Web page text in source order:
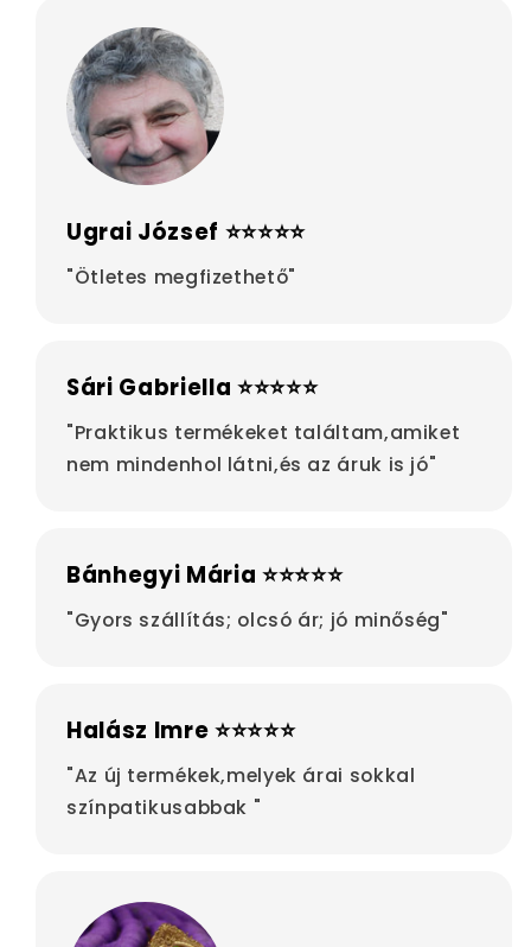
Ugrai József ⭐⭐⭐⭐⭐
"Ötletes megfizethető"
Sári Gabriella ⭐⭐⭐⭐⭐
"Praktikus termékeket találtam,amiket
nem mindenhol látni,és az áruk is jó"
Bánhegyi Mária ⭐⭐⭐⭐⭐
"Gyors szállítás; olcsó ár; jó minőség"
Halász Imre ⭐⭐⭐⭐⭐
"Az új termékek,melyek árai sokkal
színpatikusabbak "